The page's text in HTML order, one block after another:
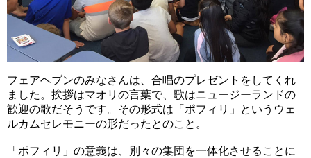
フェアヘブンのみなさんは、合唱のプレゼントをしてくれ
ました。挨拶はマオリの言葉で、歌はニュージーランドの
歓迎の歌だそうです。その形式は「ポフィリ」というウェ
ルカムセレモニーの形だったとのこと。
「ポフィリ」の意義は、別々の集団を一体化させることに